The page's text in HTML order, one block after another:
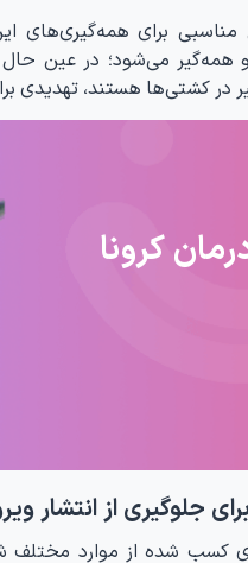
برای همه‌گیری‌های
می‌شود؛ در عین
در کشتی‌ها هستند،
کرونا
جلوگیری از انتشار
کسب شده از موارد مختلف